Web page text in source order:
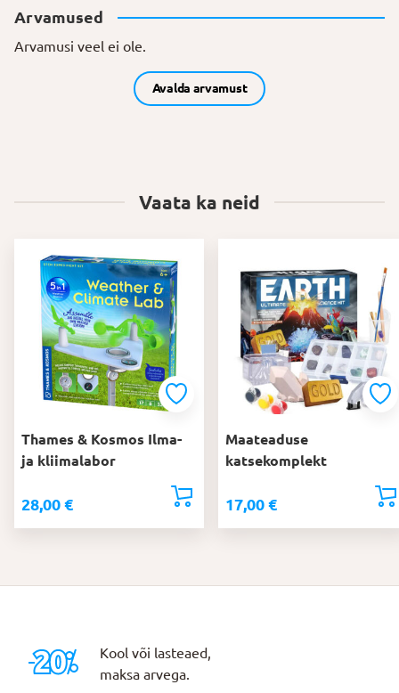
Arvamused
Arvamusi veel ei ole.
Avalda arvamust
Vaata ka neid
Thames & Kosmos Ilma-
ja kliimalabor
28,00 €
Maateaduse
katsekomplekt
17,00 €
Kool või lasteaed,
maksa arvega.